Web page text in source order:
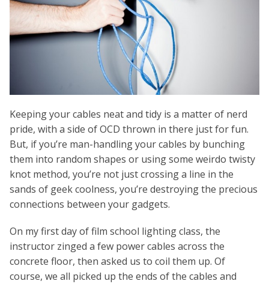
Keeping your cables neat and tidy is a matter of nerd
pride, with a side of OCD thrown in there just for fun.
But, if you’re man-handling your cables by bunching
them into random shapes or using some weirdo twisty
knot method, you’re not just crossing a line in the
sands of geek coolness, you’re destroying the precious
connections between your gadgets.
On my first day of film school lighting class, the
instructor zinged a few power cables across the
concrete floor, then asked us to coil them up. Of
course, we all picked up the ends of the cables and